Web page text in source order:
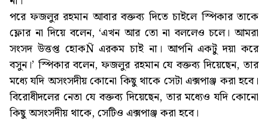
পরে ফজলুর রহমান আবার বক্তব্য দিতে চাইলে স্পিকার তাকে
ফ্লোর না দিয়ে বলেন, ‘এখন আর তো না বললেও চলে। আমরা
সংসদ উত্তপ্ত হোকÑ এরকম চাই না। আপনি একটু দয়া করে
বসুন।’ স্পিকার বলেন, ফজলুর রহমান যে বক্তব্য দিয়েছেন, তার
মধ্যে যদি অসংসদীয় কোনো কিছু থাকে সেটা এক্সপাঞ্জ করা হবে।
বিরোধীদলের নেতা যে বক্তব্য দিয়েছেন, তার মধ্যেও যদি কোনো
কিছু অসংসদীয় থাকে, সেটিও এক্সপাঞ্জ করা হবে।